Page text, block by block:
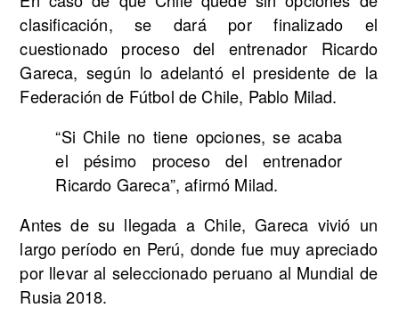
clasificación, se dará por finalizado el
cuestionado proceso del entrenador Ricardo
Gareca, según lo adelantó el presidente de la
Federación de Fútbol de Chile, Pablo Milad.
“Si Chile no tiene opciones, se acaba
el pésimo proceso del entrenador
Ricardo Gareca”, afirmó Milad.
Antes de su llegada a Chile, Gareca vivió un
largo período en Perú, donde fue muy apreciado
por llevar al seleccionado peruano al Mundial de
Rusia 2018.